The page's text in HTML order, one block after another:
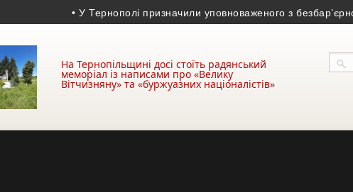
• У Тернополі призначили уповноваженого з безбар’єрності •
На Тернопільщині досі стоїть радянський
меморіал із написами про «Велику
Вітчизняну» та «буржуазних націоналістів»